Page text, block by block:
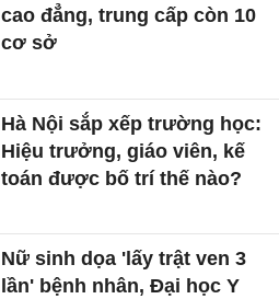
cao đẳng, trung cấp còn 10
cơ sở
Hà Nội sắp xếp trường học:
Hiệu trưởng, giáo viên, kế
toán được bố trí thế nào?
Nữ sinh dọa 'lấy trật ven 3
lần' bệnh nhân, Đại học Y